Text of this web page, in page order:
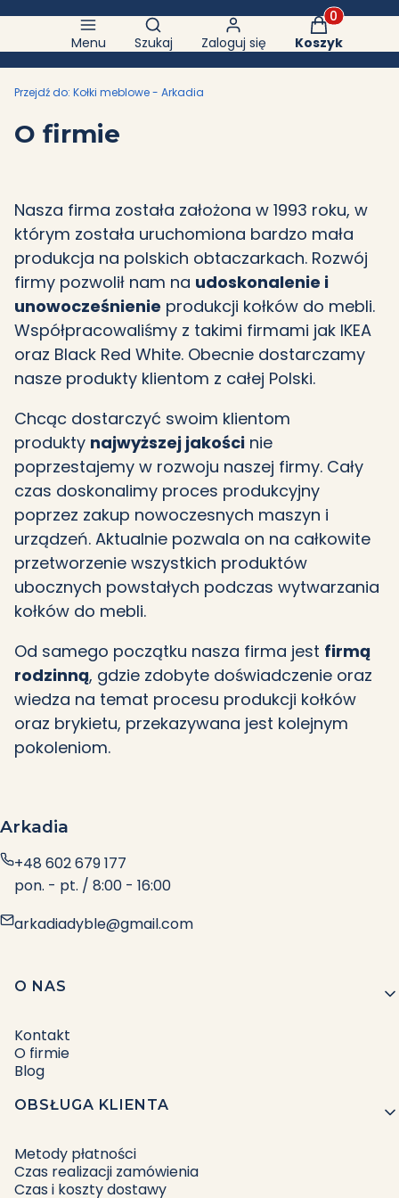
Menu
Otwórz wyszukiwarkę
Szukaj Zaloguj się
Produkty w
Koszyk
Przejdź do: Kołki meblowe - Arkadia
O firmie
Nasza firma została założona w 1993 roku, w
którym została uruchomiona bardzo mała
produkcja na polskich obtaczarkach. Rozwój
firmy pozwolił nam na udoskonalenie i
unowocześnienie produkcji kołków do mebli.
Współpracowaliśmy z takimi firmami jak IKEA
oraz Black Red White. Obecnie dostarczamy
nasze produkty klientom z całej Polski.
Chcąc dostarczyć swoim klientom
produkty najwyższej jakości nie
poprzestajemy w rozwoju naszej firmy. Cały
czas doskonalimy proces produkcyjny
poprzez zakup nowoczesnych maszyn i
urządzeń. Aktualnie pozwala on na całkowite
przetworzenie wszystkich produktów
ubocznych powstałych podczas wytwarzania
kołków do mebli.
Od samego początku nasza firma jest firmą
rodzinną, gdzie zdobyte doświadczenie oraz
wiedza na temat procesu produkcji kołków
oraz brykietu, przekazywana jest kolejnym
pokoleniom.
Arkadia
+48 602 679 177
pon. - pt. / 8:00 - 16:00
arkadiadyble@gmail.com
Linki w stopce
O NAS
Kontakt
O firmie
Blog
OBSŁUGA KLIENTA
Metody płatności
Czas realizacji zamówienia
Czas i koszty dostawy